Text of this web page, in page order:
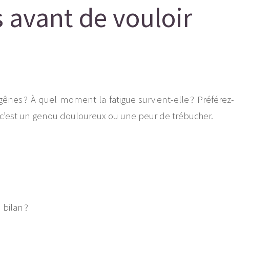
avant de vouloir
? À quel moment la fatigue survient-elle ? Préférez-
un genou douloureux ou une peur de trébucher.
?